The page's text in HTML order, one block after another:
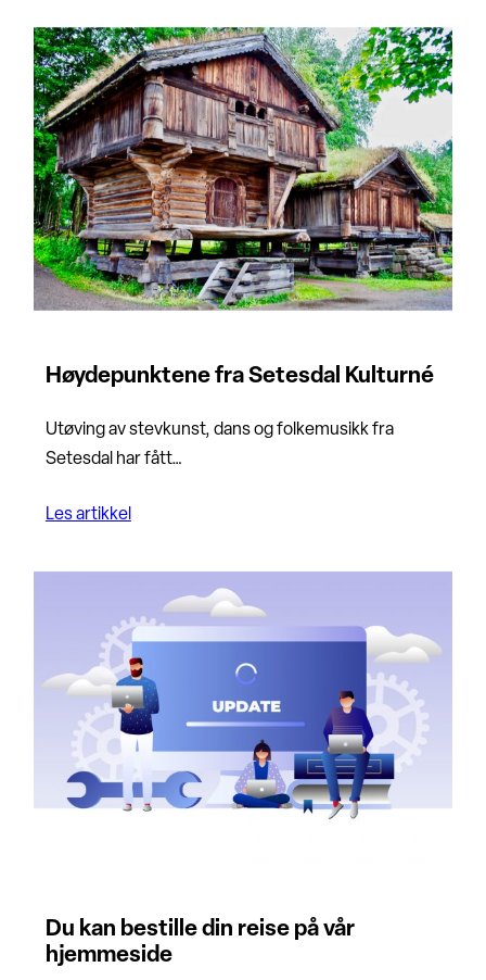
Høydepunktene fra Setesdal Kulturné
Utøving av stevkunst, dans og folkemusikk fra
Setesdal har fått…
Les artikkel
Du kan bestille din reise på vår
hjemmeside